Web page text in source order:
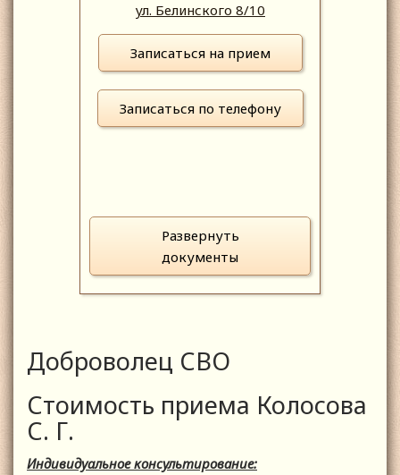
ул. Белинского 8/10
Записаться на прием
Записаться по телефону
Развернуть
документы
Доброволец СВО
Стоимость приема Колосова
С. Г.
Индивидуальное консультирование: